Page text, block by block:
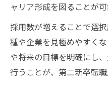
ャリア形成を図ることが可
採用数が増えることで選
種や企業を見極めやすく
や将来の目標を明確にし
行うことが、第二新卒転